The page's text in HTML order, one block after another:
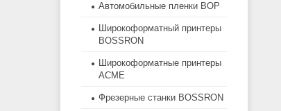
Автомобильные пленки BOP
Широкоформатный принтеры
BOSSRON
Широкоформатные принтеры
ACME
Фрезерные станки BOSSRON